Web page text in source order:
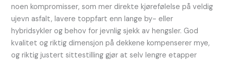
noen kompromisser, som mer direkte kjørefølelse på veldig
ujevn asfalt, lavere toppfart enn lange by- eller
hybridsykler og behov for jevnlig sjekk av hengsler. God
kvalitet og riktig dimensjon på dekkene kompenserer mye,
og riktig justert sittestilling gjør at selv lengre etapper